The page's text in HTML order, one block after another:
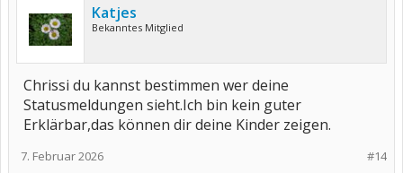
Katjes
Bekanntes Mitglied
Chrissi du kannst bestimmen wer deine
Statusmeldungen sieht.Ich bin kein guter
Erklärbar,das können dir deine Kinder zeigen.
#14
7. Februar 2026